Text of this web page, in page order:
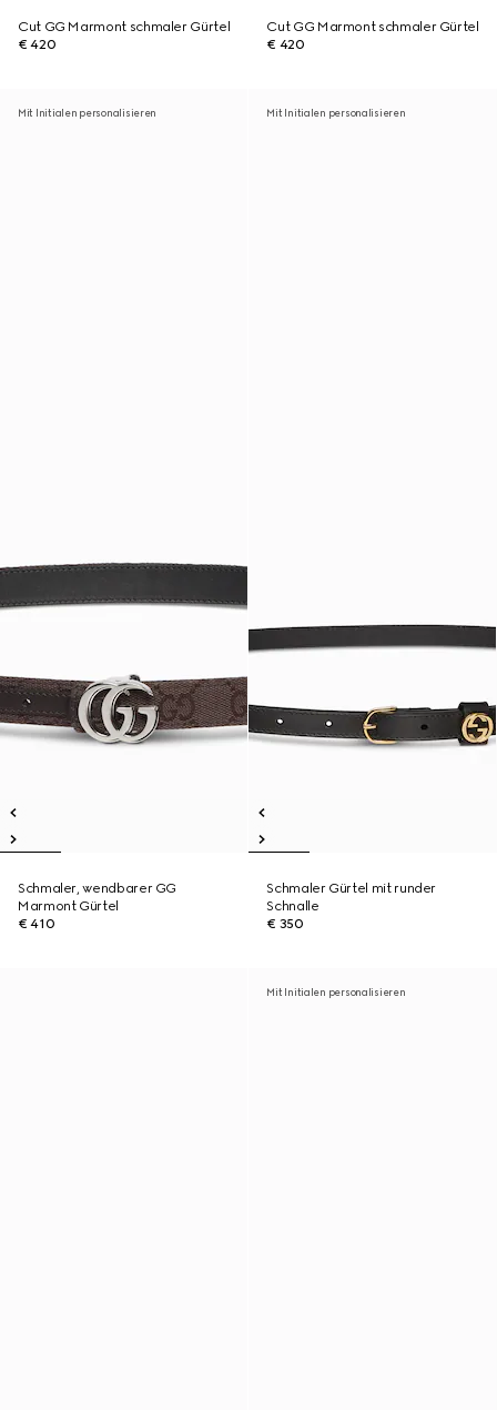
Cut GG Marmont schmaler Gürtel
€ 420
Cut GG Marmont schmaler Gürtel
€ 420
Mit Initialen personalisieren
Schmaler, wendbarer GG
Marmont Gürtel
€ 410
Mit Initialen personalisieren
Schmaler Gürtel mit runder
Schnalle
€ 350
Mit Initialen personalisieren